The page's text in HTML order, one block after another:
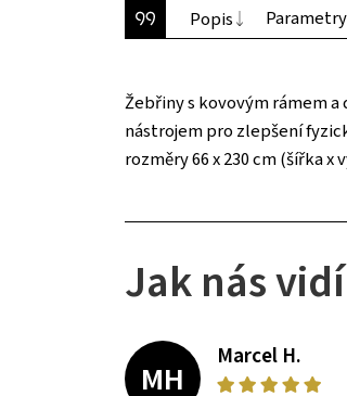
Popis Parametry
Žebřiny s kovovým rámem
nástrojem pro zlepšení
rozměry 66 x 230 cm (šířka
Jak nás
MH
Marcel H.